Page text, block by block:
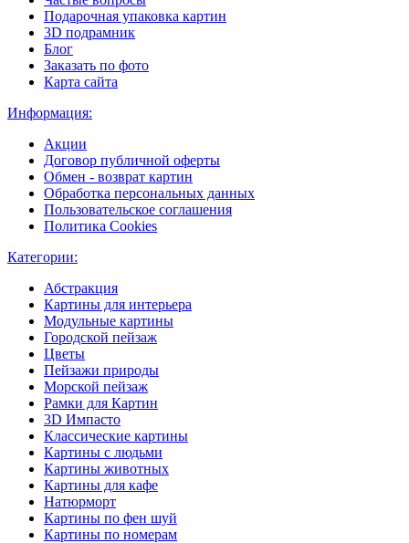
Подарочная упаковка картин
3D подрамник
Блог
Заказать по фото
Карта сайта
Информация:
Акции
Договор публичной оферты
Обмен - возврат картин
Обработка персональных данных
Пользовательское соглашения
Политика Cookies
Категории:
Абстракция
Картины для интерьера
Модульные картины
Городской пейзаж
Цветы
Пейзажи природы
Морской пейзаж
Рамки для Картин
3D Импасто
Классические картины
Картины с людьми
Картины животных
Картины для кафе
Натюрморт
Картины по фен шуй
Картины по номерам